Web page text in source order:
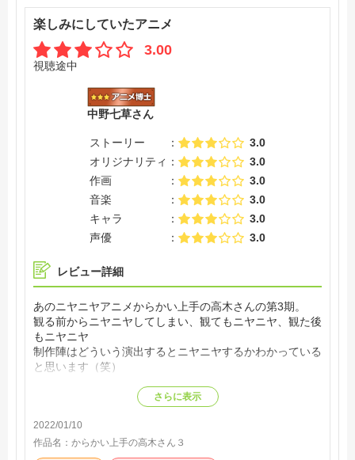
楽しみにしていたアニメ
3.00
視聴途中
中野七草さん
ストーリー
3.0
オリジナリティ
3.0
作画
3.0
音楽
3.0
キャラ
3.0
声優
3.0
レビュー詳細
あのニヤニヤアニメからかい上手の高木さんの第3期。
観る前からニヤニヤしてしまい、観てもニヤニヤ、観た後
もニヤニヤ
制作陣はどういう演出するとニヤニヤするかわかっている
と思います（笑）
さらに表示
2022/01/10
作品名： からかい上手の高木さん３